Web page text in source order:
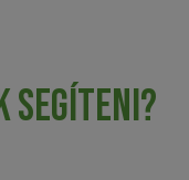
segíteni?